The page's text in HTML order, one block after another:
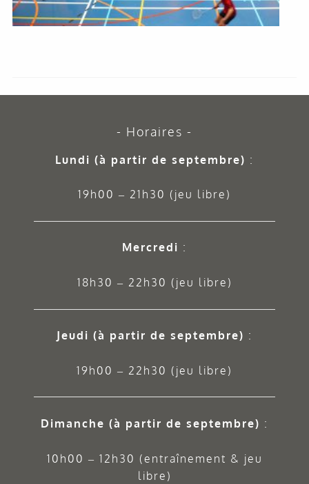
Horaires
Lundi (à partir de septembre) :
19h00 – 21h30 (jeu libre)
Mercredi :
18h30 – 22h30 (jeu libre)
Jeudi (à partir de septembre) :
19h00 – 22h30 (jeu libre)
Dimanche (à partir de septembre) :
10h00 – 12h30 (entraînement & jeu
libre)